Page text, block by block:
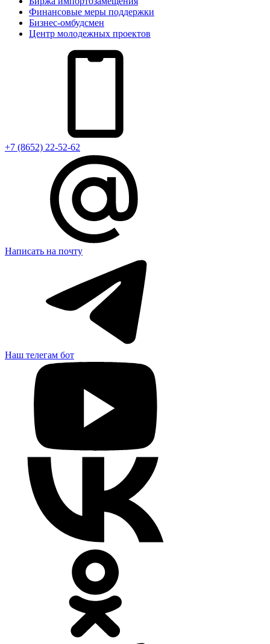
Финансовые меры поддержки
Бизнес-омбудсмен
Центр молодежных проектов
+7 (8652) 22-52-62
Написать на почту
Наш телегам бот